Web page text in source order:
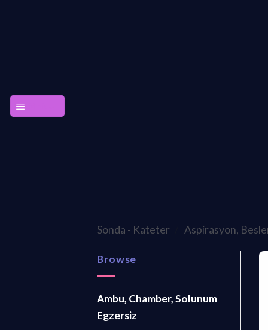
Sonda - Kateter Aspirasyon,
Browse
Ambu, Chamber, Solunum
Egzersiz